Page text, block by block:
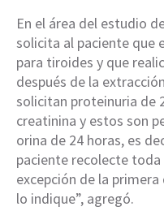
En el área del estudio
solicita al paciente que
para tiroides y que
después de la
solicitan proteinuria de
creatinina y estos son
orina de 24 horas, es
paciente recolecte toda
excepción de la
lo indique”, agregó.